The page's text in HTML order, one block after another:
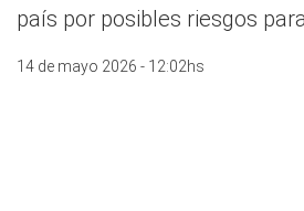
país por posibles riesgos
14 de mayo 2026 - 12:02hs